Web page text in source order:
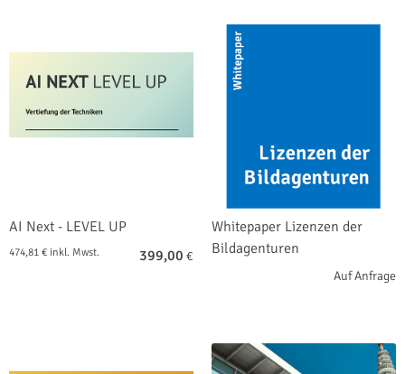
AI Next - LEVEL UP
474,81 € inkl. Mwst. 399,00 €
Whitepaper Lizenzen der
Bildagenturen
Auf Anfrage